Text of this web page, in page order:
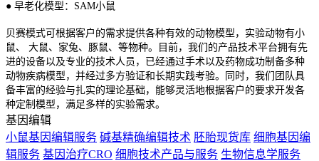
● 早老化模型：SAM小鼠
贝赛模式可根据客户的需求提供各种有效的动物模型，实验动物有小
鼠、 大鼠、家兔、豚鼠、等物种。目前，我们的产品技术平台拥有先
进的设备以及专业的技术人员，已经通过手术以及药物成功制备多种
动物疾病模型，并经过多方验证和长期实践考验。同时，我们团队具
备丰富的经验与扎实的理论基础，能够灵活地根据客户的要求开发各
种定制模型，满足多样的实验需求。
基因编辑
小鼠基因编辑服务 碱基精确编辑技术 胚胎现货库 细胞基因编
辑服务 基因治疗CRO 细胞技术产品与服务 生物信息学服务